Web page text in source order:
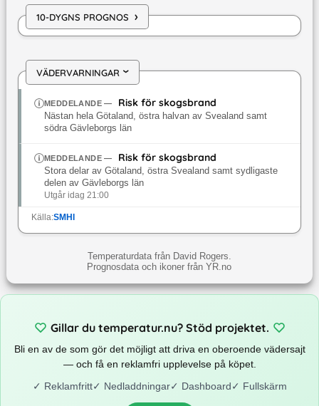
10-DYGNS PROGNOS ›
VÄDERVARNINGAR›
MEDDELANDE— Risk för skogsbrand
Nästan hela Götaland, östra halvan av Svealand samt
södra Gävleborgs län
MEDDELANDE— Risk för skogsbrand
Stora delar av Götaland, östra Svealand samt sydligaste
delen av Gävleborgs län
Utgår idag 21:00
Källa:SMHI
Temperaturdata från David Rogers.
Prognosdata och ikoner från YR.no
Gillar du temperatur.nu? Stöd projektet.
Bli en av de som gör det möjligt att driva en oberoende vädersajt
— och få en reklamfri upplevelse på köpet.
✓ Reklamfritt✓ Nedladdningar✓ Dashboard✓ Fullskärm